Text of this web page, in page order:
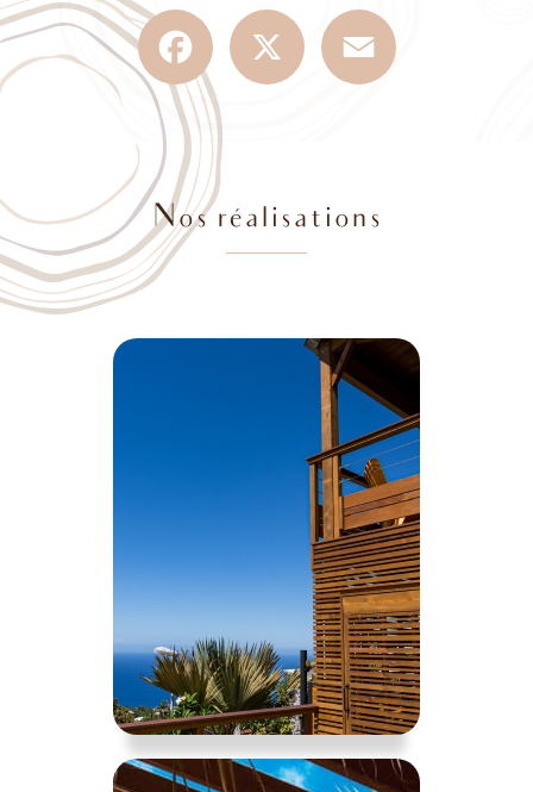
Facebook
Nos réalisations